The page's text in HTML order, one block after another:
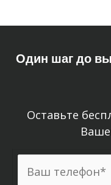
Один шаг до
Оставьте